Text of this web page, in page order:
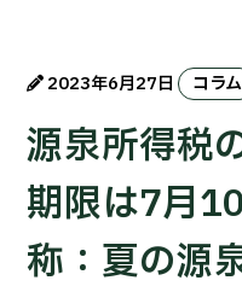
2023年6月27日 コラム
源泉所得税
期限は7月
称：夏の源泉